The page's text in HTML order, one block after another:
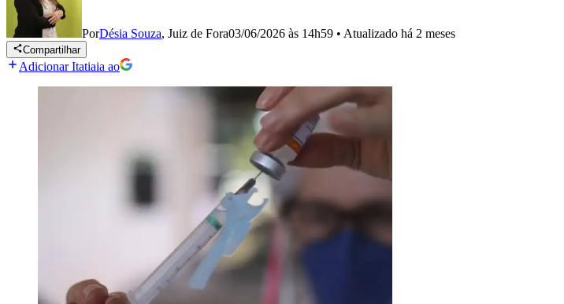
PorDésia Souza, Juiz de Fora03/06/2026 às 14h59 • Atualizado há 2 meses
Compartilhar
Adicionar Itatiaia ao